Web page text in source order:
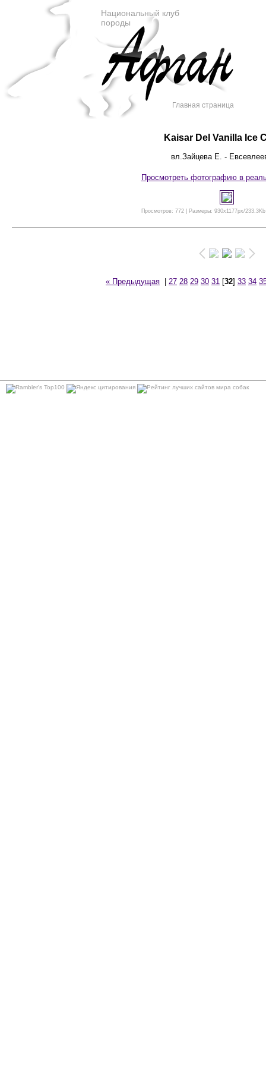
Национальный клуб
породы
Главная страница
Kaisar Del Vanilla Ice
вл.Зайцева Е. -
Просмотреть фотографию в
Просмотров: 772 | Размеры: 930x1177px/
« Предыдущая 27 28 29 30 31 [32] 33 34